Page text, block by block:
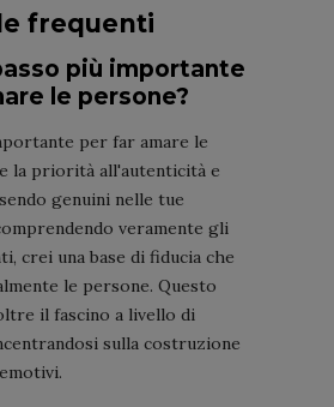
frequenti
più importante
le persone?
per far amare le
la priorità all'autenticità e
genuini nelle tue
veramente gli
crei una base di fiducia che
le persone. Questo
il fascino a livello di
sulla costruzione